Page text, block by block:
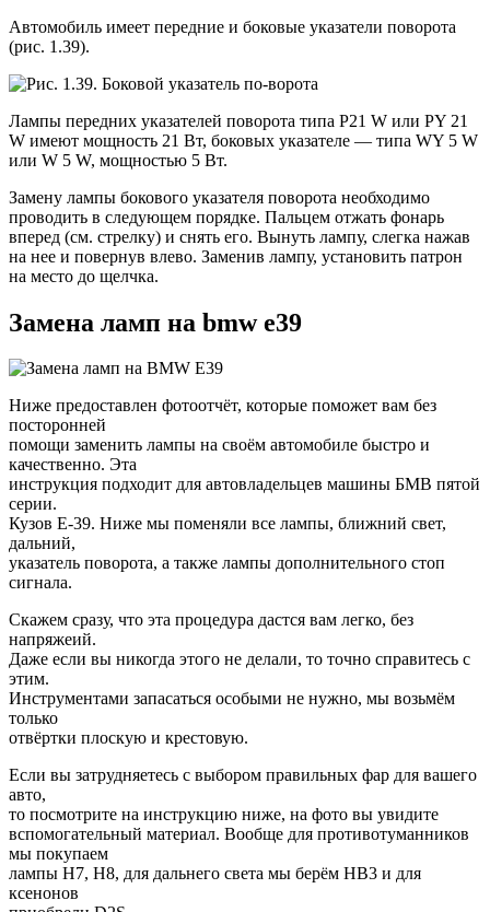
Автомобиль имеет передние и боковые указатели поворота
(рис. 1.39).
Лампы передних указателей поворота типа Р21 W или PY 21
W имеют мощность 21 Вт, боковых указателе — типа WY 5 W
или W 5 W, мощностью 5 Вт.
Замену лампы бокового указателя по­ворота необходимо
проводить в сле­дующем порядке. Пальцем отжать фо­нарь
вперед (см. стрелку) и снять его. Вынуть лампу, слегка нажав
на нее и повернув влево. Заменив лампу, ус­тановить патрон
на место до щелчка.
Замена ламп на bmw e39
Ниже предоставлен фотоотчёт, которые поможет вам без
посторонней
помощи заменить лампы на своём автомобиле быстро и
качественно. Эта
инструкция подходит для автовладельцев машины БМВ пятой
серии.
Кузов Е-39. Ниже мы поменяли все лампы, ближний свет,
дальний,
указатель поворота, а также лампы дополнительного стоп
сигнала.
Скажем сразу, что эта процедура дастся вам легко, без
напряжеий.
Даже если вы никогда этого не делали, то точно справитесь с
этим.
Инструментами запасаться особыми не нужно, мы возьмём
только
отвёртки плоскую и крестовую.
Если вы затрудняетесь с выбором правильных фар для вашего
авто,
то посмотрите на инструкцию ниже, на фото вы увидите
вспомогательный материал. Вообще для противотуманников
мы покупаем
лампы Н7, Н8, для дальнего света мы берём НВ3 и для
ксенонов